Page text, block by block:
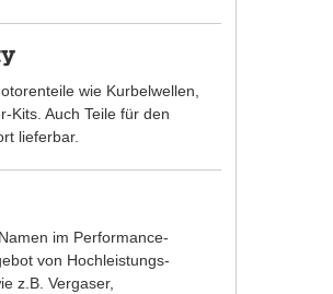
wie Kurbelwellen,
Kits. Auch Teile für den
lieferbar.
im Performance-
von Hochleistungs-
z.B. Vergaser,